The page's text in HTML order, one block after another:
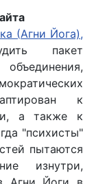
(Агни Йога),
пакет
к
а также к
"психисты"
пытаются
изнутри,